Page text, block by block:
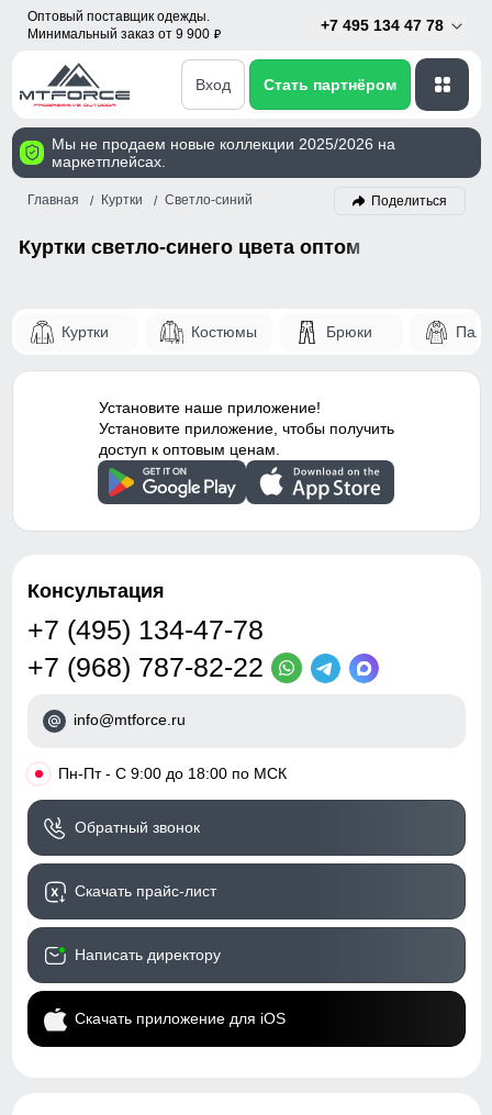
Оптовый поставщик одежды.
Минимальный заказ от 9 900 p
+7 495 134 47 78
Вход Стать партнёром
Мы не продаем новые коллекции 2025/2026 на
маркетплейсах.
Главная Куртки Светло-синий Поделиться
Куртки светло-синего цвета оптом
Куртки Костюмы Брюки
Установите наше приложение!
Установите приложение, чтобы получить
доступ к оптовым ценам.
Консультация
+7 (495) 134-47-78
+7 (968) 787-82-22
info@mtforce.ru
• Пн-Пт - С 9:00 до 18:00 по МСК
Обратный звонок
Скачать прайс-лист
Написать директору
Скачать приложение для iOS